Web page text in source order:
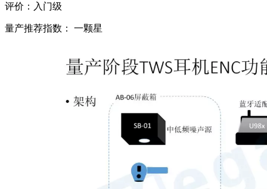
评价：入门级
量产推荐指数： 一颗星